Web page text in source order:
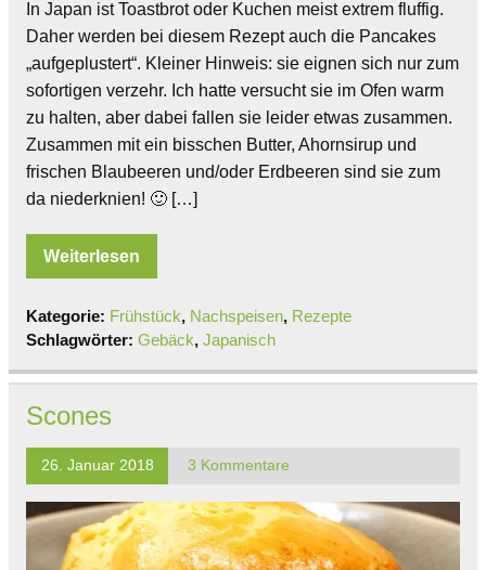
In Japan ist Toastbrot oder Kuchen meist extrem fluffig.
Daher werden bei diesem Rezept auch die Pancakes
„aufgeplustert“. Kleiner Hinweis: sie eignen sich nur zum
sofortigen verzehr. Ich hatte versucht sie im Ofen warm
zu halten, aber dabei fallen sie leider etwas zusammen.
Zusammen mit ein bisschen Butter, Ahornsirup und
frischen Blaubeeren und/oder Erdbeeren sind sie zum
da niederknien! 🙂 […]
Weiterlesen
Kategorie: Frühstück, Nachspeisen, Rezepte
Schlagwörter: Gebäck, Japanisch
Scones
26. Januar 2018 3 Kommentare